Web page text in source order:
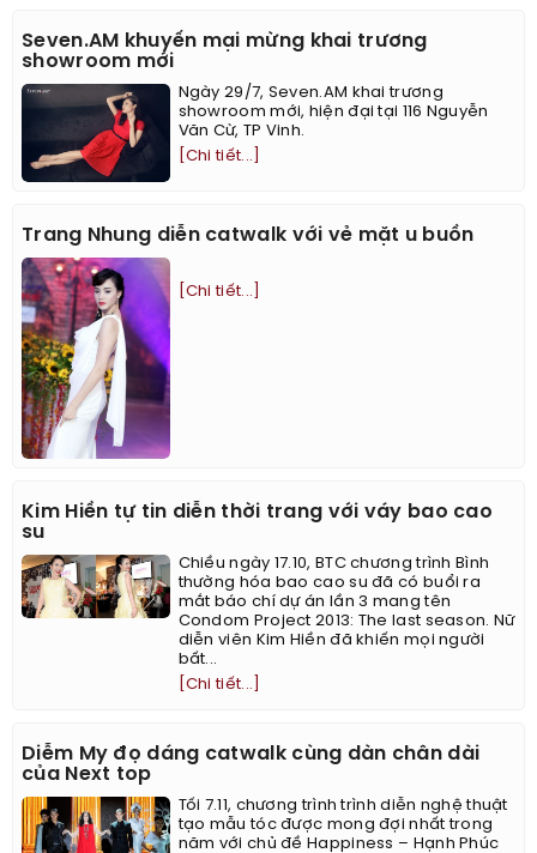
Seven.AM khuyến mại mừng khai trương
showroom mới
Ngày 29/7, Seven.AM khai trương
showroom mới, hiện đại tại 116 Nguyễn
Văn Cừ, TP Vinh.
[Chi tiết...]
Trang Nhung diễn catwalk với vẻ mặt u buồn
[Chi tiết...]
Kim Hiền tự tin diễn thời trang với váy bao cao
su
Chiều ngày 17.10, BTC chương trình Bình
thường hóa bao cao su đã có buổi ra
mắt báo chí dự án lần 3 mang tên
Condom Project 2013: The last season. Nữ
diễn viên Kim Hiền đã khiến mọi người
bất...
[Chi tiết...]
Diễm My đọ dáng catwalk cùng dàn chân dài
của Next top
Tối 7.11, chương trình trình diễn nghệ thuật
tạo mẫu tóc được mong đợi nhất trong
năm với chủ đề Happiness – Hạnh Phúc